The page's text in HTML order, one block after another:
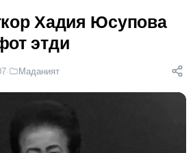
Хадия Юсупова
этди
· Маданият